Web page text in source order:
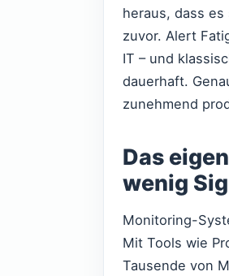
heraus, dass
zuvor. Alert
IT – und
dauerhaft.
zunehmend
Das
wenig
Monitoring-
Mit Tools wie
Tausende von